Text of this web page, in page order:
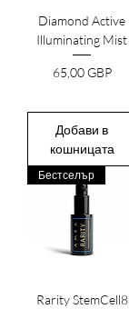
Diamond Active
Illuminating Mist
Цена
65,00 GBP
Добави в
кошницата
Бестселър
Rarity StemCell8